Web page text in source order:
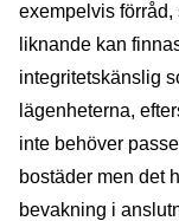
exempelvis förråd,
liknande kan
integritetskänslig
lägenheterna,
inte behöver
bostäder men det
bevakning i